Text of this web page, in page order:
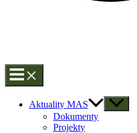
Aktuality MAS
Dokumenty
Projekty